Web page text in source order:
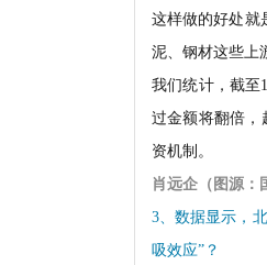
这样做的好处就
泥、钢材这些上
我们统计，截至
过金额将翻倍，
资机制。
肖远企（图源：
3、数据显示，
吸效应”？